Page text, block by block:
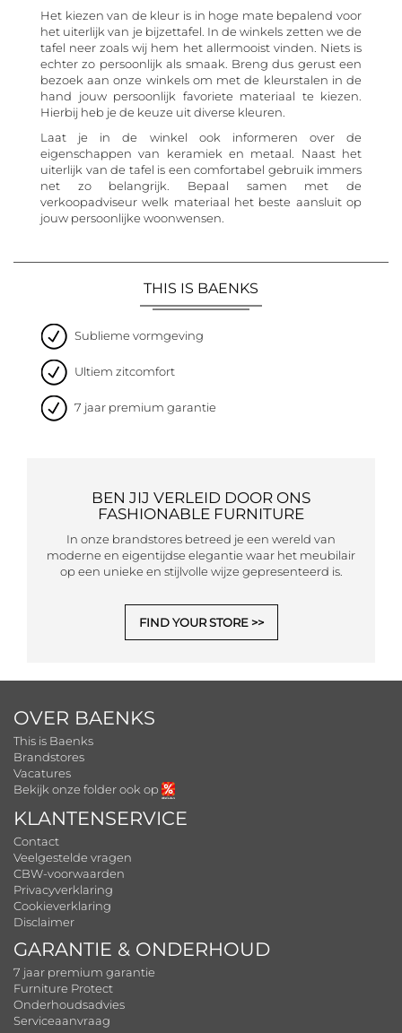
Het kiezen van de kleur is in hoge mate bepalend voor
het uiterlijk van je bijzettafel. In de winkels zetten we de
tafel neer zoals wij hem het allermooist vinden. Niets is
echter zo persoonlijk als smaak. Breng dus gerust een
bezoek aan onze winkels om met de kleurstalen in de
hand jouw persoonlijk favoriete materiaal te kiezen.
Hierbij heb je de keuze uit diverse kleuren.
Laat je in de winkel ook informeren over de
eigenschappen van keramiek en metaal. Naast het
uiterlijk van de tafel is een comfortabel gebruik immers
net zo belangrijk. Bepaal samen met de
verkoopadviseur welk materiaal het beste aansluit op
jouw persoonlijke woonwensen.
THIS IS BAENKS
Sublieme vormgeving
Ultiem zitcomfort
7 jaar premium garantie
BEN JIJ VERLEID DOOR ONS
FASHIONABLE FURNITURE
In onze brandstores betreed je een wereld van
moderne en eigentijdse elegantie waar het meubilair
op een unieke en stijlvolle wijze gepresenteerd is.
FIND YOUR STORE
OVER BAENKS
This is Baenks
Brandstores
Vacatures
Bekijk onze folder ook op
KLANTENSERVICE
Contact
Veelgestelde vragen
CBW-voorwaarden
Privacyverklaring
Cookieverklaring
Disclaimer
GARANTIE & ONDERHOUD
7 jaar premium garantie
Furniture Protect
Onderhoudsadvies
Serviceaanvraag